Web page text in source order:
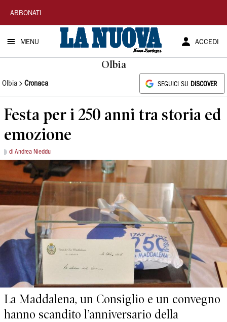
La
Nuova
Sardegna
ABBONATI
MENU ACCEDI
Olbia
Olbia Cronaca SEGUICI SU DISCOVER
Festa per i 250 anni tra storia ed
emozione
di Andrea Nieddu
La Maddalena, un Consiglio e un convegno
hanno scandito l’anniversario della